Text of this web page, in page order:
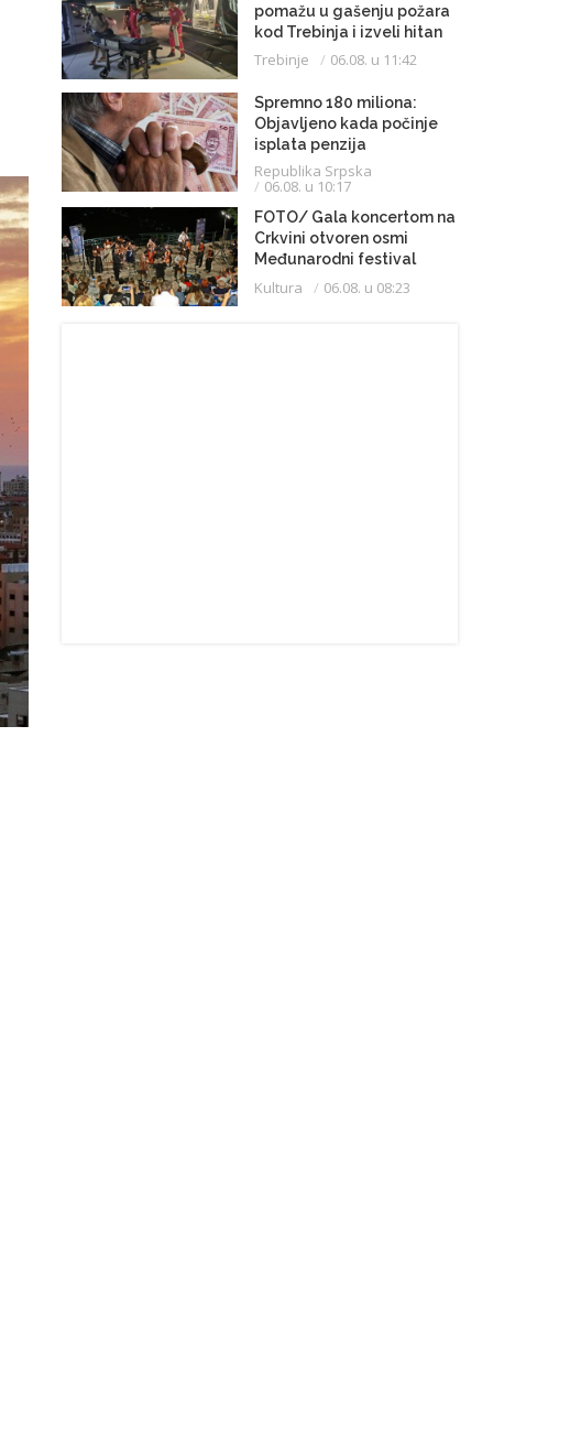
pomažu u gašenju požara
kod Trebinja i izveli hitan
medicinski let do
Beograda
Trebinje 06.08. u 11:42
Spremno 180 miliona:
Objavljeno kada počinje
isplata penzija
Republika Srpska
06.08. u 10:17
FOTO/ Gala koncertom na
Crkvini otvoren osmi
Međunarodni festival
klasične muzike
Kultura 06.08. u 08:23